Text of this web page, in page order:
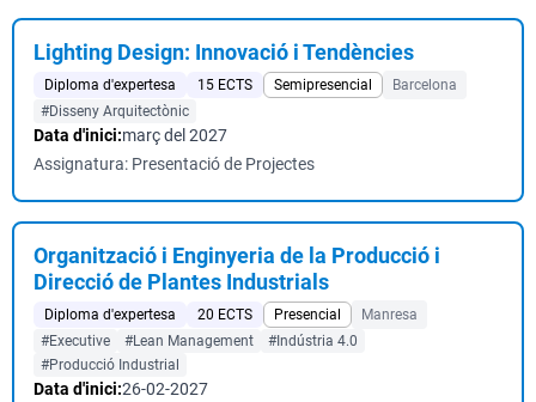
Lighting Design: Innovació i Tendències
Diploma d'expertesa 15 ECTS Semipresencial
Barcelona
#Disseny Arquitectònic
Data d'inici:març del 2027
Assignatura: Presentació de Projectes
Organització i Enginyeria de la Producció i
Direcció de Plantes Industrials
Diploma d'expertesa 20 ECTS Presencial
Manresa
#Executive
#Lean Management
#Indústria 4.0
#Producció Industrial
Data d'inici:26-02-2027